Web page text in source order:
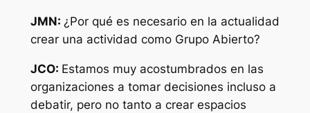
JMN: ¿Por qué es necesario en la actualidad
crear una actividad como Grupo Abierto?
JCO: Estamos muy acostumbrados en las
organizaciones a tomar decisiones incluso a
debatir, pero no tanto a crear espacios